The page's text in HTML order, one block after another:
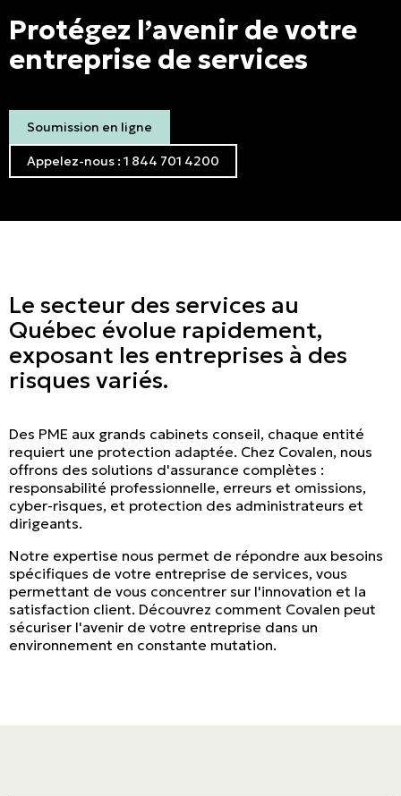
Protégez l’avenir de votre
entreprise de services
Soumission en ligne
Appelez-nous : 1 844 701 4200
Le secteur des services au
Québec évolue rapidement,
exposant les entreprises à des
risques variés.
Des PME aux grands cabinets conseil, chaque entité
requiert une protection adaptée. Chez Covalen, nous
offrons des solutions d'assurance complètes :
responsabilité professionnelle, erreurs et omissions,
cyber-risques, et protection des administrateurs et
dirigeants.
Notre expertise nous permet de répondre aux besoins
spécifiques de votre entreprise de services, vous
permettant de vous concentrer sur l'innovation et la
satisfaction client. Découvrez comment Covalen peut
sécuriser l'avenir de votre entreprise dans un
environnement en constante mutation.